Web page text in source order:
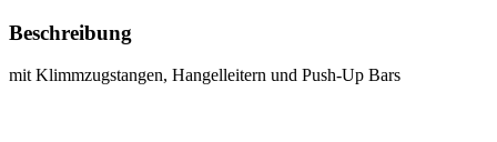
Beschreibung
mit Klimmzugstangen, Hangelleitern und Push-Up Bars